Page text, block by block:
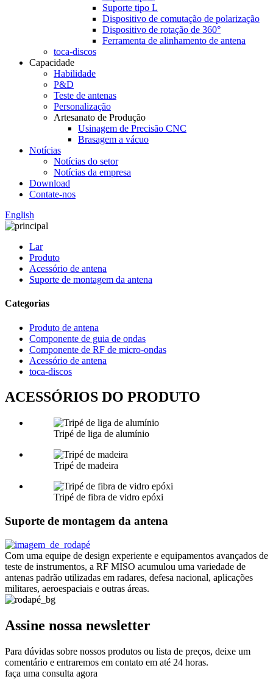
Suporte tipo L
Dispositivo de comutação de polarização
Dispositivo de rotação de 360°
Ferramenta de alinhamento de antena
toca-discos
Capacidade
Habilidade
P&D
Teste de antenas
Personalização
Artesanato de Produção
Usinagem de Precisão CNC
Brasagem a vácuo
Notícias
Notícias do setor
Notícias da empresa
Download
Contate-nos
English
Lar
Produto
Acessório de antena
Suporte de montagem da antena
Categorias
Produto de antena
Componente de guia de ondas
Componente de RF de micro-ondas
Acessório de antena
toca-discos
ACESSÓRIOS DO PRODUTO
Tripé de liga de alumínio
Tripé de madeira
Tripé de fibra de vidro epóxi
Suporte de montagem da antena
Com uma equipe de design experiente e equipamentos avançados de
teste de instrumentos, a RF MISO acumulou uma variedade de
antenas padrão utilizadas em radares, defesa nacional, aplicações
militares, aeroespaciais e outras áreas.
Assine nossa newsletter
Para dúvidas sobre nossos produtos ou lista de preços, deixe um
comentário e entraremos em contato em até 24 horas.
faça uma consulta agora